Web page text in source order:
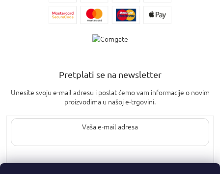
Pretplati se na newsletter
Unesite svoju e-mail adresu i poslat ćemo vam informacije o novim
proizvodima u našoj e-trgovini.
Upisom svoje e-pošte pristajete nauvjete privatnosti.